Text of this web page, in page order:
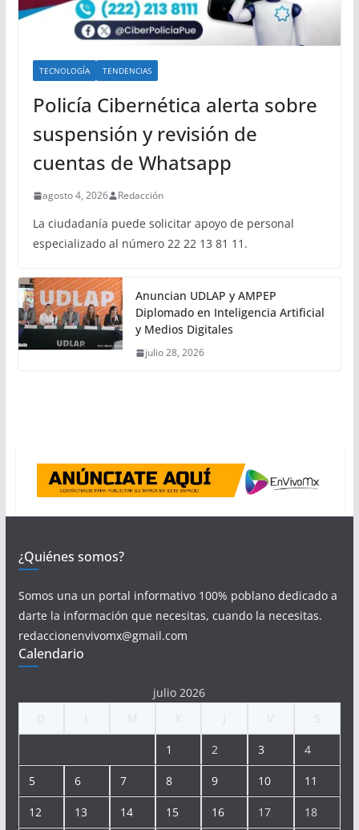
TECNOLOGÍA TENDENCIAS
Policía Cibernética alerta sobre
suspensión y revisión de
cuentas de Whatsapp
agosto 4, 2026 Redacción
La ciudadanía puede solicitar apoyo de personal
especializado al número 22 22 13 81 11.
Anuncian UDLAP y AMPEP
Diplomado en Inteligencia Artificial
y Medios Digitales
julio 28, 2026
¿Quiénes somos?
Somos una un portal informativo 100% poblano dedicado a
darte la información que necesitas, cuando la necesitas.
redaccionenvivomx@gmail.com
Calendario
julio 2026
1 2 3 4
5 6 7 8 9 10 11
12 13 14 15 16 17 18